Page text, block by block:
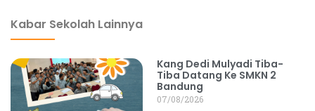
Kabar Sekolah Lainnya
Kang Dedi Mulyadi Tiba-
Tiba Datang Ke SMKN 2
Bandung
07/08/2026